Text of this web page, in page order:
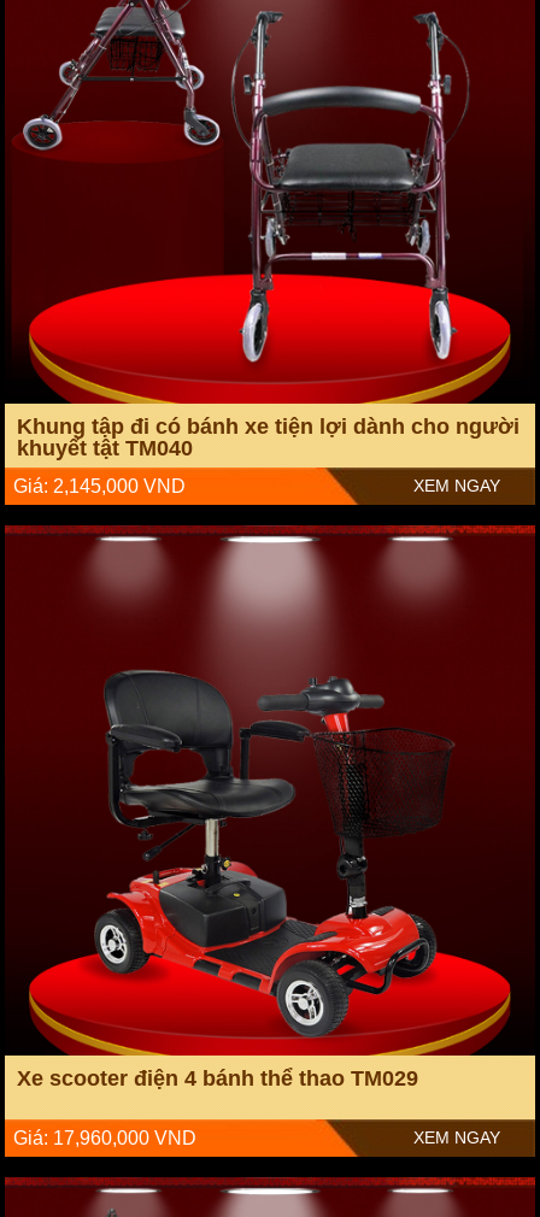
Khung tập đi có bánh xe tiện lợi dành cho người
khuyết tật TM040
Giá: 2,145,000 VND XEM NGAY
Xe scooter điện 4 bánh thể thao TM029
Giá: 17,960,000 VND XEM NGAY